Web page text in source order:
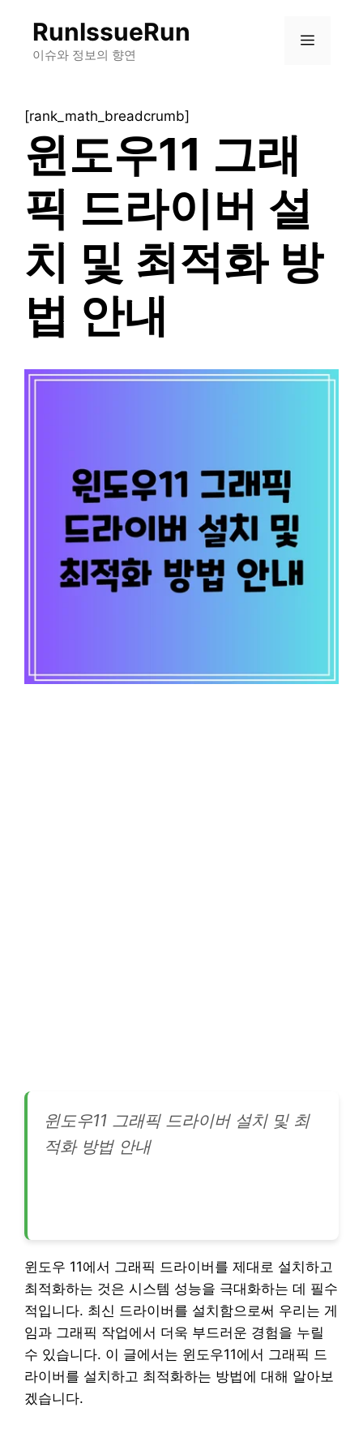
RunIssueRun
이슈와 정보의 향연
메
[rank_math_breadcrumb]
윈도우11 그래
픽 드라이버 설
치 및 최적화 방
법 안내
윈도우11 그래픽 드라이버 설치 및 최
적화 방법 안내
윈도우 11에서 그래픽 드라이버를 제대로 설치하고
최적화하는 것은 시스템 성능을 극대화하는 데 필수
적입니다. 최신 드라이버를 설치함으로써 우리는 게
임과 그래픽 작업에서 더욱 부드러운 경험을 누릴
수 있습니다. 이 글에서는 윈도우11에서 그래픽 드
라이버를 설치하고 최적화하는 방법에 대해 알아보
겠습니다.